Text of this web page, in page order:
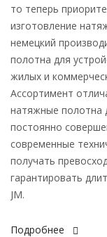
то теперь
изготовление
немецкий
полотна для
жилых и
Ассортимент
натяжные полотна
постоянно
современные
получать
гарантировать
JM.
Подробнее